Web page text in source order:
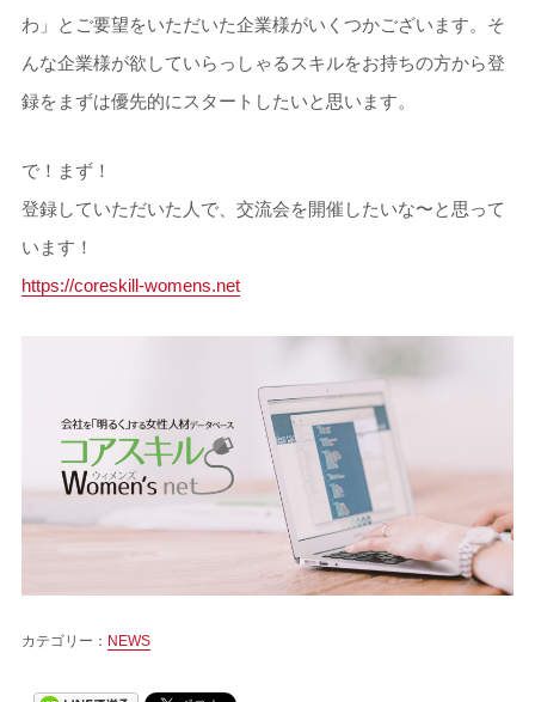
わ」とご要望をいただいた企業様がいくつかございます。そ
んな企業様が欲していらっしゃるスキルをお持ちの方から登
録をまずは優先的にスタートしたいと思います。
で！まず！
登録していただいた人で、交流会を開催したいな〜と思って
います！
https://coreskill-womens.net
カテゴリー： NEWS